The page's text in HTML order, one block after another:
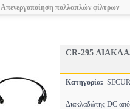
Απενεργοποίηση πολλαπλών φίλτρων
CR-295
Κατηγορία:
Διακλαδώτης DC